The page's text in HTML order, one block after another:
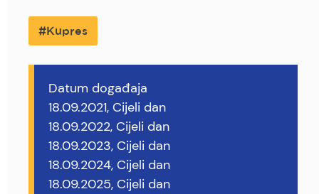
Kupres
Datum događaja
18.09.2021, Cijeli dan
18.09.2022, Cijeli dan
18.09.2023, Cijeli dan
18.09.2024, Cijeli dan
18.09.2025, Cijeli dan